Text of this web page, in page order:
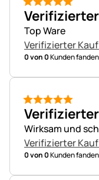
5 von 5
Top Ware
Verifizierter Kauf
0 von 0Kunden
5 von 5
Wirksam und
Verifizierter Kauf
0 von 0Kunden